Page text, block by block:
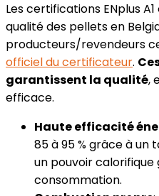
Les certifications ENplus
qualité des pellets en
producteurs/revendeurs
officiel du certificateur.
garantissent la qualité,
efficace.
Haute efficacité
85 à 95 % grâce à un
un pouvoir
consommation.